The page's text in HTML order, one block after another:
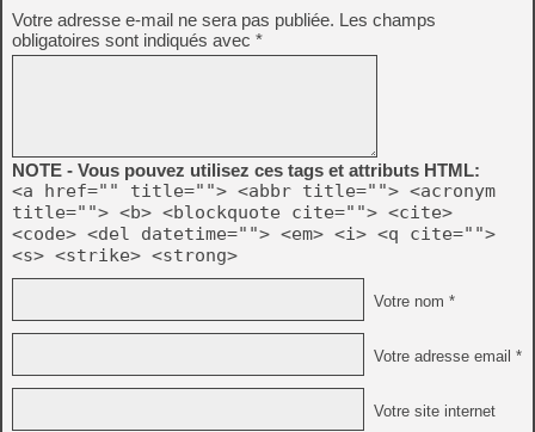
Votre adresse e-mail ne sera pas publiée. Les champs
obligatoires sont indiqués avec *
NOTE - Vous pouvez utilisez ces tags et attributs HTML:
<a href="" title=""> <abbr title=""> <acronym
title=""> <b> <blockquote cite=""> <cite>
<code> <del datetime=""> <em> <i> <q cite="">
<s> <strike> <strong>
Votre nom *
Votre adresse email *
Votre site internet